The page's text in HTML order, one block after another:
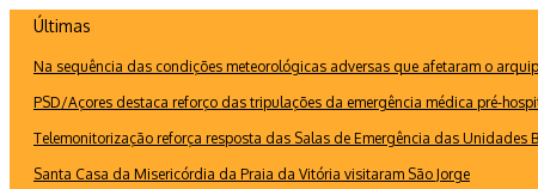
conteúdo
Últimas
Na sequência das condições meteorológicas adversas que afetaram o
PSD/Açores destaca reforço das tripulações da emergência médica pré-
Telemonitorização reforça resposta das Salas de Emergência das Unidades
Santa Casa da Misericórdia da Praia da Vitória visitaram São Jorge